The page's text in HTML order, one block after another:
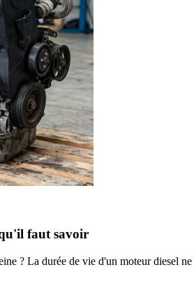
faut savoir
? La durée de vie d'un moteur diesel